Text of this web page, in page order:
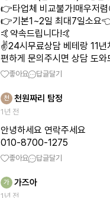
👉타업체 비교불가!매우저
👉기본1~2일 최대7일소요
🤙약속드립니다!🤙
✌️24시무료상담 베테랑 11
편하게 문의주시면 상담 도와
좋아요 답글달기
천 천원짜리 탐정
1년 전
안녕하세요 연락주세요
010-8700-1275
좋아요 답글달기
가 가즈아
1년 전